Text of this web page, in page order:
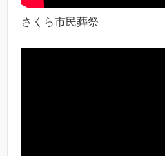
さくら市民葬祭